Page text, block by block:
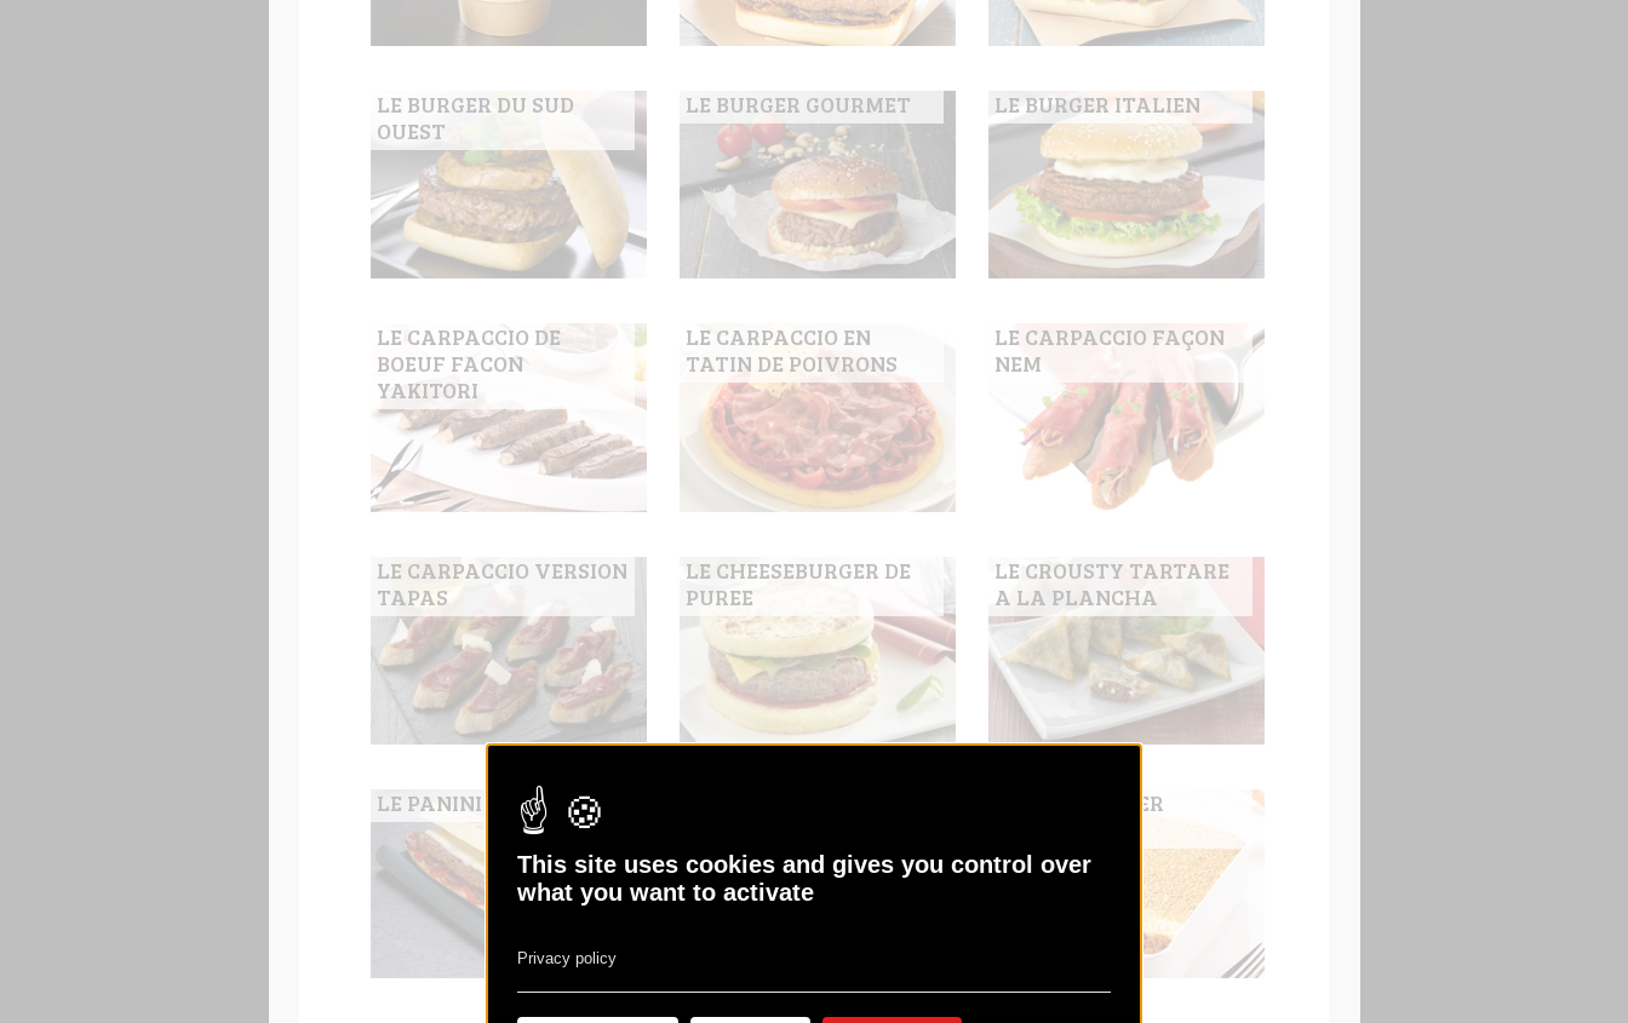
LE BURGER DU SUD
OUEST
LE BURGER GOURMET LE BURGER ITALIEN
LE CARPACCIO DE
BOEUF FACON
YAKITORI
LE CARPACCIO EN
TATIN DE POIVRONS
LE CARPACCIO FAÇON
NEM
LE CARPACCIO VERSION
TAPAS
LE CHEESEBURGER DE
PUREE
LE CROUSTY TARTARE
A LA PLANCHA
LE PANINI BASQUE
LE PARMENTIER
This site uses cookies and gives you control over
what you want to activate
Privacy policy